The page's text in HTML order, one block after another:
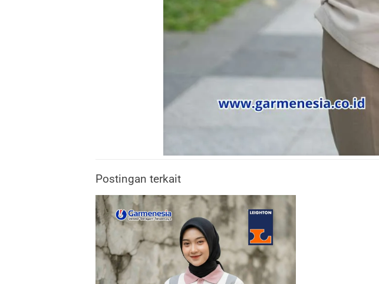
Postingan terkait